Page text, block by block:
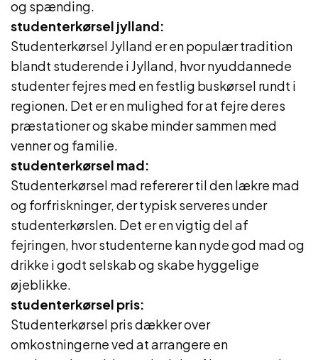
og spænding.
studenterkørsel jylland:
Studenterkørsel Jylland er en populær tradition
blandt studerende i Jylland, hvor nyuddannede
studenter fejres med en festlig buskørsel rundt i
regionen. Det er en mulighed for at fejre deres
præstationer og skabe minder sammen med
venner og familie.
studenterkørsel mad:
Studenterkørsel mad refererer til den lækre mad
og forfriskninger, der typisk serveres under
studenterkørslen. Det er en vigtig del af
fejringen, hvor studenterne kan nyde god mad og
drikke i godt selskab og skabe hyggelige
øjeblikke.
studenterkørsel pris:
Studenterkørsel pris dækker over
omkostningerne ved at arrangere en